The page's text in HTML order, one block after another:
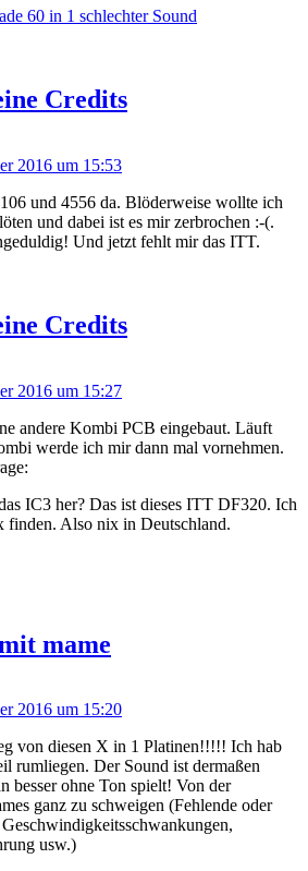
60 in 1 schlechter Sound
Credits
2016 um 15:53
und 4556 da. Blöderweise wollte ich
und dabei ist es mir zerbrochen :-(.
Und jetzt fehlt mir das ITT.
Credits
2016 um 15:27
andere Kombi PCB eingebaut. Läuft
werde ich mir dann mal vornehmen.
IC3 her? Das ist dieses ITT DF320. Ich
finden. Also nix in Deutschland.
mame
2016 um 15:20
von diesen X in 1 Platinen!!!!! Ich hab
rumliegen. Der Sound ist dermaßen
besser ohne Ton spielt! Von der
ganz zu schweigen (Fehlende oder
usw.)